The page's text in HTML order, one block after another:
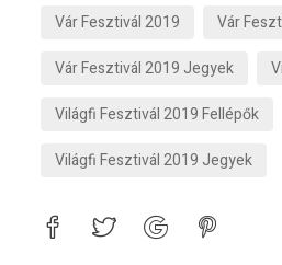
Vár Fesztivál 2019
Vár
Vár Fesztivál 2019 Jegyek
Világfi Fesztivál 2019 Fellépők
Világfi Fesztivál 2019 Jegyek